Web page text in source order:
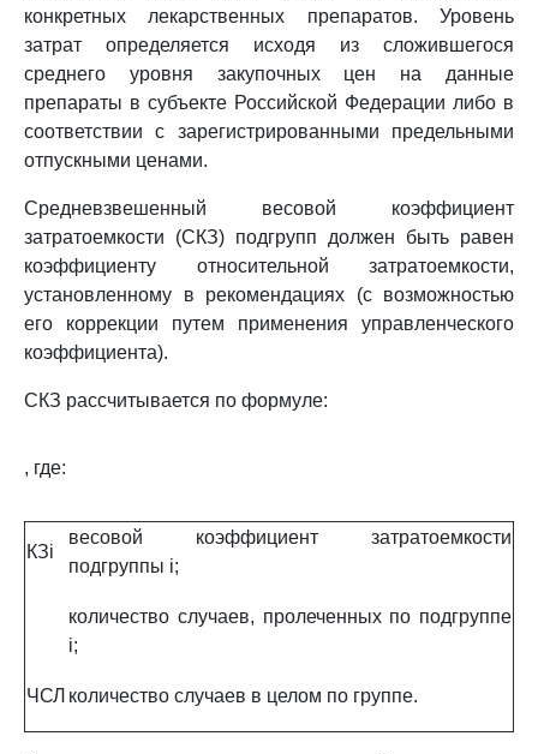
конкретных лекарственных препаратов. Уровень
затрат определяется исходя из сложившегося
среднего уровня закупочных цен на данные
препараты в субъекте Российской Федерации либо в
соответствии с зарегистрированными предельными
отпускными ценами.
Средневзвешенный весовой коэффициент
затратоемкости (СКЗ) подгрупп должен быть равен
коэффициенту относительной затратоемкости,
установленному в рекомендациях (с возможностью
его коррекции путем применения управленческого
коэффициента).
СКЗ рассчитывается по формуле:
, где:
КЗi
весовой коэффициент затратоемкости
подгруппы i;
количество случаев, пролеченных по подгруппе
i;
ЧСЛ количество случаев в целом по группе.